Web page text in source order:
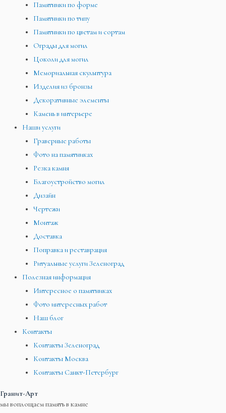
Памятники по форме
Памятники по типу
Памятники по цветам и сортам
Ограды для могил
Цоколи для могил
Мемориальная скульптура
Изделия из бронзы
Декоративные элементы
Камень в интерьере
Наши услуги
Граверные работы
Фото на памятниках
Резка камня
Благоустройство могил
Дизайн
Чертежи
Монтаж
Доставка
Поправка и реставрация
Ритуальные услуги Зеленоград
Полезная информация
Интересное о памятниках
Фото интересных работ
Наш блог
Контакты
Контакты Зеленоград
Контакты Москва
Контакты Санкт-Петербург
Гранит-Арт
мы воплощаем память в камне